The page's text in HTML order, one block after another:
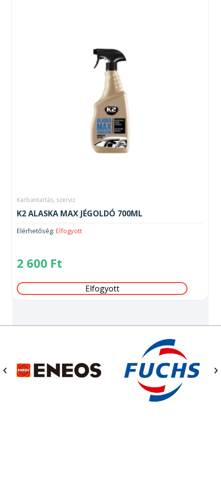
Karbantartás, szerviz
K2 ALASKA MAX JÉGOLDÓ 700ML
Elérhetőség: Elfogyott
2 600 Ft
Elfogyott